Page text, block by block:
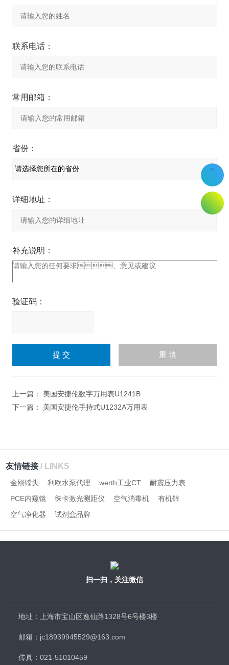
联系电话：
常用邮箱：
省份：
详细地址：
补充说明：
验证码：
上一篇： 美国安捷伦数字万用表U1241B
下一篇： 美国安捷伦手持式U1232A万用表
友情链接/ LINKS
金刚镗头 利欧水泵代理 werth工业CT
耐震压力表
PCE内窥镜
徕卡激光测距仪 空气消毒机
有机锌
空气净化器
试剂盒品牌
扫一扫，关注微信
地址：上海市宝山区逸仙路1328号6号楼3楼
邮箱：jc18939945529@163.com
传真：021-51010459